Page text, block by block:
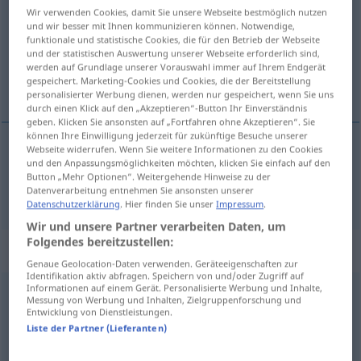
Übersicht aller Übersetzungen
(Für mehr Details die Übersetzung anklicken/antippen)
sınır dışı etmek
sınırdışı etmek (aus -DEN) ausweisen
„ausweisen“: reflexives Verb
ausweisenv/r <irr;-ge-;h.>
Übersicht aller Übersetzungen
Wir verwenden Cookies, damit Sie unsere Webseite bestmöglich nutzen
und wir besser mit Ihnen kommunizieren können. Notwendige,
funktionale und statistische Cookies, die für den Betrieb der Webseite
und der statistischen Auswertung unserer Webseite erforderlich sind,
werden auf Grundlage unserer Vorauswahl immer auf Ihrem Endgerät
gespeichert. Marketing-Cookies und Cookies, die der Bereitstellung
personalisierter Werbung dienen, werden nur gespeichert, wenn Sie uns
durch einen Klick auf den „Akzeptieren“-Button Ihr Einverständnis
geben. Klicken Sie ansonsten auf „Fortfahren ohne Akzeptieren“. Sie
können Ihre Einwilligung jederzeit für zukünftige Besuche unserer
Webseite widerrufen. Wenn Sie weitere Informationen zu den Cookies
und den Anpassungsmöglichkeiten möchten, klicken Sie einfach auf den
Button „Mehr Optionen“. Weitergehende Hinweise zu der
Datenverarbeitung entnehmen Sie ansonsten unserer
Datenschutzerklärung. Hier finden Sie unserImpressum.
Wir und unsere Partner verarbeiten Daten, um
Folgendes bereitzustellen:
Genaue Geolocation-Daten verwenden. Geräteeigenschaften zur
Identifikation aktiv abfragen. Speichern von und/oder Zugriff auf
Informationen auf einem Gerät. Personalisierte Werbung und Inhalte,
Messung von Werbung und Inhalten, Zielgruppenforschung und
Entwicklung von Dienstleistungen.
Liste der Partner (Lieferanten)